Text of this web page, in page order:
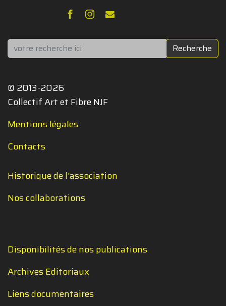
Rechercher Recherche
© 2013-2026
Collectif Art et Fibre NJF
Mentions légales
Contacts
Historique de l'association
Nos collaborations
Disponibilités de nos publications
Archives Editoriaux
Liens documentaires